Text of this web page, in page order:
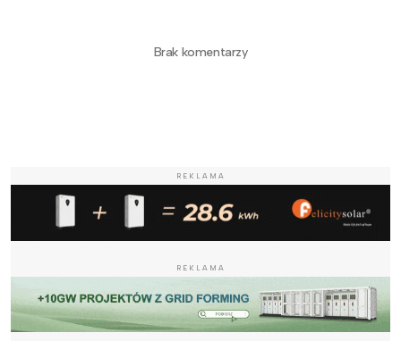
Brak komentarzy
REKLAMA
REKLAMA